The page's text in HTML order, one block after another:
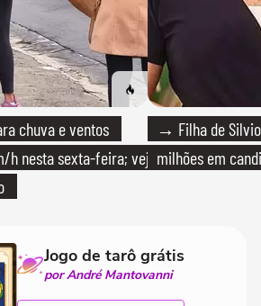
chuva e ventos
nesta sexta-feira; veja
→ Filha de Silvio
milhões em
Jogo de tarô grátis
por André Mantovanni